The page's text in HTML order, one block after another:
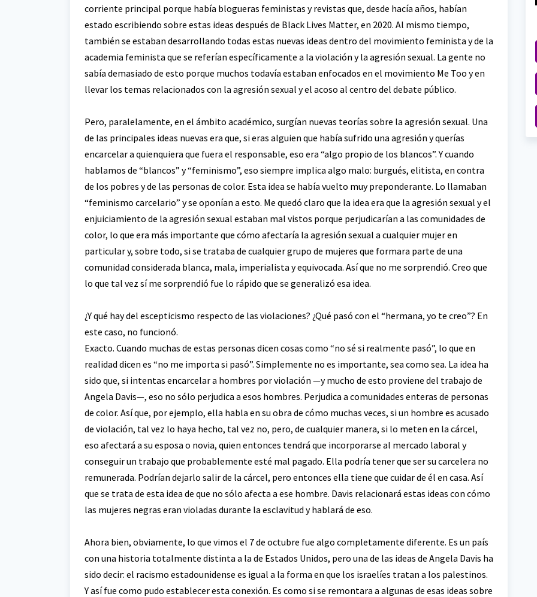
corriente principal porque había blogueras feministas y revistas que, desde hacía años, habían
estado escribiendo sobre estas ideas después de Black Lives Matter, en 2020. Al mismo tiempo,
también se estaban desarrollando todas estas nuevas ideas dentro del movimiento feminista y de la
academia feminista que se referían específicamente a la violación y la agresión sexual. La gente no
sabía demasiado de esto porque muchos todavía estaban enfocados en el movimiento Me Too y en
llevar los temas relacionados con la agresión sexual y el acoso al centro del debate público.
Pero, paralelamente, en el ámbito académico, surgían nuevas teorías sobre la agresión sexual. Una
de las principales ideas nuevas era que, si eras alguien que había sufrido una agresión y querías
encarcelar a quienquiera que fuera el responsable, eso era “algo propio de los blancos”. Y cuando
hablamos de “blancos” y “feminismo”, eso siempre implica algo malo: burgués, elitista, en contra
de los pobres y de las personas de color. Esta idea se había vuelto muy preponderante. Lo llamaban
“feminismo carcelario” y se oponían a esto. Me quedó claro que la idea era que la agresión sexual y el
enjuiciamiento de la agresión sexual estaban mal vistos porque perjudicarían a las comunidades de
color, lo que era más importante que cómo afectaría la agresión sexual a cualquier mujer en
particular y, sobre todo, si se trataba de cualquier grupo de mujeres que formara parte de una
comunidad considerada blanca, mala, imperialista y equivocada. Así que no me sorprendió. Creo que
lo que tal vez sí me sorprendió fue lo rápido que se generalizó esa idea.
¿Y qué hay del escepticismo respecto de las violaciones? ¿Qué pasó con el “hermana, yo te creo”? En
este caso, no funcionó.
Exacto. Cuando muchas de estas personas dicen cosas como “no sé si realmente pasó”, lo que en
realidad dicen es “no me importa si pasó”. Simplemente no es importante, sea como sea. La idea ha
sido que, si intentas encarcelar a hombres por violación —y mucho de esto proviene del trabajo de
Angela Davis—, eso no sólo perjudica a esos hombres. Perjudica a comunidades enteras de personas
de color. Así que, por ejemplo, ella habla en su obra de cómo muchas veces, si un hombre es acusado
de violación, tal vez lo haya hecho, tal vez no, pero, de cualquier manera, si lo meten en la cárcel,
eso afectará a su esposa o novia, quien entonces tendrá que incorporarse al mercado laboral y
conseguir un trabajo que probablemente esté mal pagado. Ella podría tener que ser su carcelera no
remunerada. Podrían dejarlo salir de la cárcel, pero entonces ella tiene que cuidar de él en casa. Así
que se trata de esta idea de que no sólo afecta a ese hombre. Davis relacionará estas ideas con cómo
las mujeres negras eran violadas durante la esclavitud y hablará de eso.
Ahora bien, obviamente, lo que vimos el 7 de octubre fue algo completamente diferente. Es un país
con una historia totalmente distinta a la de Estados Unidos, pero una de las ideas de Angela Davis ha
sido decir: el racismo estadounidense es igual a la forma en que los israelíes tratan a los palestinos.
Y así fue como pudo establecer esta conexión. Es como si se remontara a algunas de esas ideas sobre